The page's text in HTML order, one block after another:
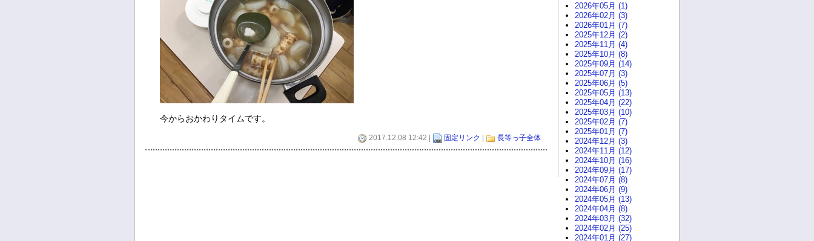
今からおかわりタイムです。
2017.12.08 12:42 | 固定リンク 長等っ子全体
2026年05月 (1)
2026年02月 (3)
2026年01月 (7)
2025年12月 (2)
2025年11月 (4)
2025年10月 (8)
2025年09月 (14)
2025年07月 (3)
2025年06月 (5)
2025年05月 (13)
2025年04月 (22)
2025年03月 (10)
2025年02月 (7)
2025年01月 (7)
2024年12月 (3)
2024年11月 (12)
2024年10月 (16)
2024年09月 (17)
2024年07月 (8)
2024年06月 (9)
2024年05月 (13)
2024年04月 (8)
2024年03月 (32)
2024年02月 (25)
2024年01月 (27)